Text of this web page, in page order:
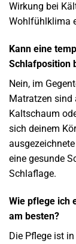
Wirkung bei
Wohlfühlklima
Kann eine
Schlafposition
Nein, im
Matratzen sind
Kaltschaum
sich deinem
eine gesunde
Schlaflage.
Wie pflege ich
am besten?
Die Pflege ist